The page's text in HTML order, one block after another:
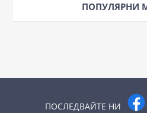
ПОПУЛЯРНИ
ПОСЛЕДВАЙТЕ НИ